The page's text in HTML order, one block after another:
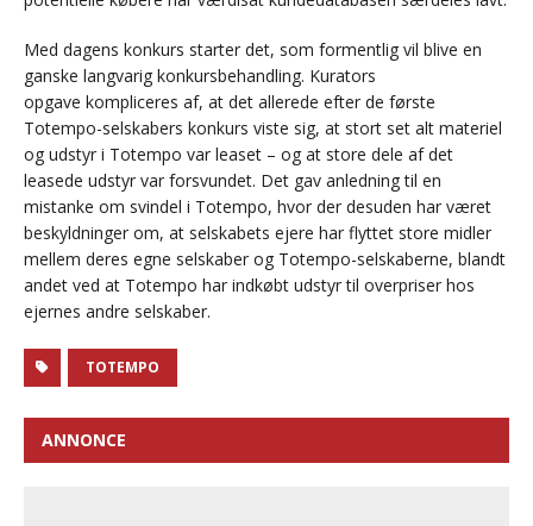
Med dagens konkurs starter det, som formentlig vil blive en
ganske langvarig konkursbehandling. Kurators
opgave kompliceres af, at det allerede efter de første
Totempo-selskabers konkurs viste sig, at stort set alt materiel
og udstyr i Totempo var leaset – og at store dele af det
leasede udstyr var forsvundet. Det gav anledning til en
mistanke om svindel i Totempo, hvor der desuden har været
beskyldninger om, at selskabets ejere har flyttet store midler
mellem deres egne selskaber og Totempo-selskaberne, blandt
andet ved at Totempo har indkøbt udstyr til overpriser hos
ejernes andre selskaber.
TOTEMPO
ANNONCE